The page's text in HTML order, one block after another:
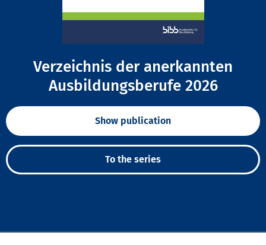
Verzeichnis der anerkannten
Ausbildungsberufe 2026
Show publication
To the series